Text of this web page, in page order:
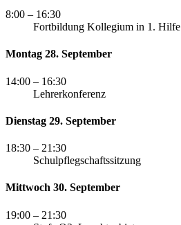
8:00 – 16:30
Fortbildung Kollegium in 1. Hilfe
Montag 28. September
14:00 – 16:30
Lehrerkonferenz
Dienstag 29. September
18:30 – 21:30
Schulpflegschaftssitzung
Mittwoch 30. September
19:00 – 21:30